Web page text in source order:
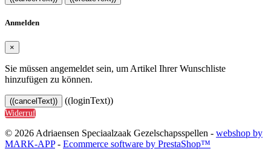
Anmelden
×
Sie müssen angemeldet sein, um Artikel Ihrer Wunschliste
hinzufügen zu können.
((cancelText)) ((loginText))
Widerruf
© 2026 Adriaensen Speciaalzaak Gezelschapsspellen - webshop by
MARK-APP- Ecommerce software by PrestaShop™